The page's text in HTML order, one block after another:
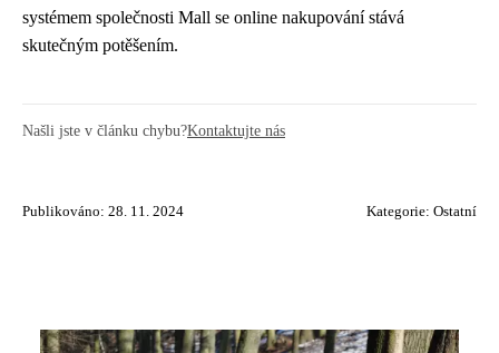
systémem společnosti Mall se online nakupování stává
skutečným potěšením.
Našli jste v článku chybu?Kontaktujte nás
Publikováno: 28. 11. 2024 Kategorie: Ostatní